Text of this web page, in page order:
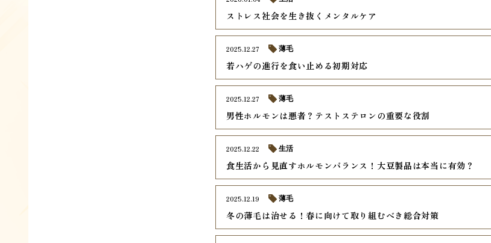
ストレス社会を生き抜くメンタルケア
若ハゲの進行を食い止める初期対応
2025.12.27 薄毛
男性ホルモンは悪者？テストステロンの重要な役割
2025.12.27 薄毛
食生活から見直すホルモンバランス！大豆製品は本当に有効？
2025.12.22 生活
冬の薄毛は治せる！春に向けて取り組むべき総合対策
2025.12.19 薄毛